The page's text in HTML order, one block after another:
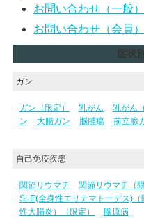
お問い合わせ（一般）
お問い合わせ（会員）
症状
ガン
ガン（限定） 乳がん 乳がん
ン
大腸ガン 脳腫瘍 前立腺
自己免疫疾患
関節リウマチ 関節リウマチ（限
SLE(全身性エリテマトーデス)（
性大腸炎）（限定）
膠原病